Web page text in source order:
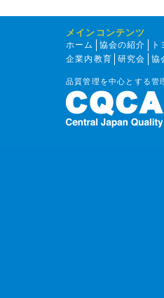
メインコンテンツ
ホーム 協会の紹介
企業内教育
研究会 協
品質管理を中心とする管